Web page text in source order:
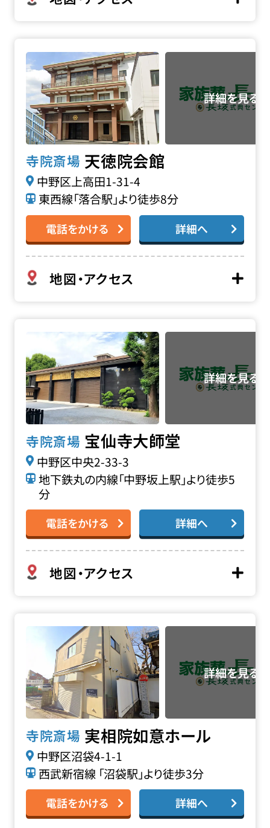
寺院斎場 天徳院会館
中野区上高田1-31-4
東西線「落合駅」より徒歩8分
電話をかける 詳細へ
地図・アクセス
寺院斎場 宝仙寺大師堂
中野区中央2-33-3
地下鉄丸の内線「中野坂上駅」より徒歩5
分
電話をかける 詳細へ
地図・アクセス
寺院斎場 実相院如意ホール
中野区沼袋4-1-1
西武新宿線 「沼袋駅」より徒歩3分
電話をかける 詳細へ
実相院 如意ホールの詳細へ